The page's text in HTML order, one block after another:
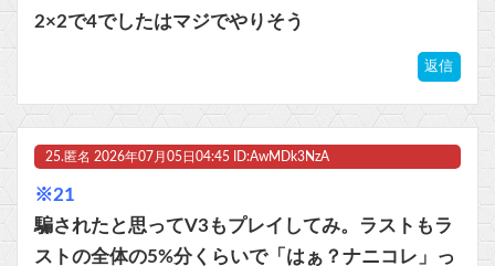
2×2で4でしたはマジでやりそう
返信
25. 匿名 2026年07月05日04:45 ID:AwMDk3NzA
※21
騙されたと思ってV3もプレイしてみ。ラストもラ
ストの全体の5%分くらいで「はぁ？ナニコレ」っ